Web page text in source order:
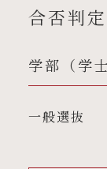
合否判
学部（学
一般選抜